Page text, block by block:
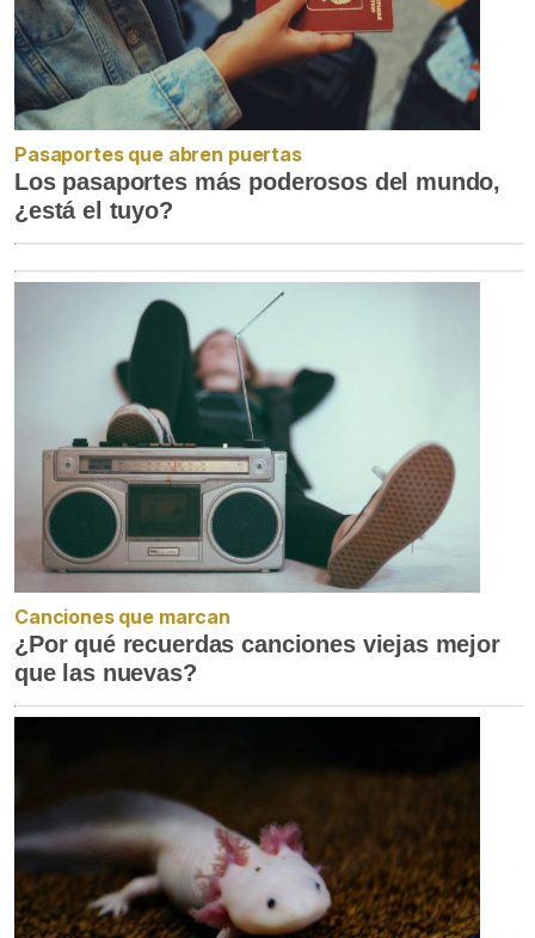
Pasaportes que abren puertas
Los pasaportes más poderosos del mundo,
¿está el tuyo?
Canciones que marcan
¿Por qué recuerdas canciones viejas mejor
que las nuevas?